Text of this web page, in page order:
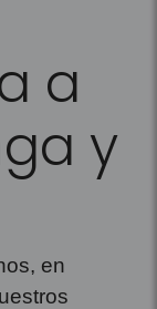
a
y
en